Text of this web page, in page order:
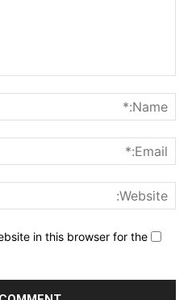
in this browser for the